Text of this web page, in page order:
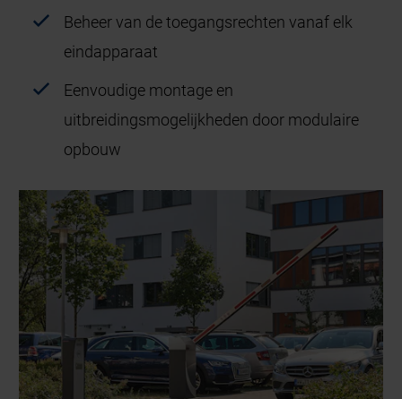
Beheer van de toegangsrechten vanaf elk
eindapparaat
Eenvoudige montage en
uitbreidingsmogelijkheden door modulaire
opbouw